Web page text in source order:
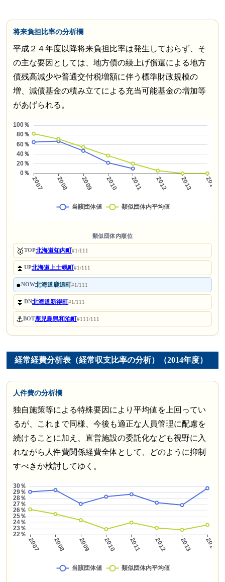
将来負担比率の分析欄
平成２４年度以降将来負担比率は発生しておらず、そ
の主な要因としては、地方債の繰上げ償還による地方
債残高減少や普通交付税増額に伴う標準財政規模の
増、減債基金の積み立てによる充当可能基金の増加等
があげられる。
類似団体内順位
🥇TOP北海道知内町#1/111
⏫UP北海道上士幌町#1/111
●NOW北海道鹿追町#1/111
⏬DN北海道新得町#1/111
⚓BOT鹿児島県和泊町#111/111
経常経費分析表（経常収支比率の分析）（2014年度）
人件費の分析欄
独自施策等による特殊要因により平均値を上回ってい
るが、これまで同様、今後も適正な人員管理に配慮を
続けることに加え、直営施設の委託化なども視野に入
れながら人件費関係経費全体として、どのように抑制
すべきか検討してゆく。